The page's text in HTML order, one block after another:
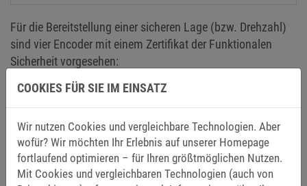
Für die Bereitstellung einer sicheren Lage (bzw. Drehzahl)
sind vier Encoder mit einem Zertifikat der Funktionalen
Sicherheit vorgesehen:
Encoder Hiperface SRS50S SAFETY
Encoder EnDat22 ECN1325 SAFETY
Encoder EnDat22 EQN1337 SAFETY
COOKIES FÜR SIE IM EINSATZ
Wir nutzen Cookies und vergleichbare Technologien. Aber
wofür? Wir möchten Ihr Erlebnis auf unserer Homepage
fortlaufend optimieren – für Ihren größtmöglichen Nutzen.
Mit Cookies und vergleichbaren Technologien (auch von